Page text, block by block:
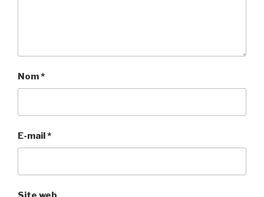
Nom*
E-mail*